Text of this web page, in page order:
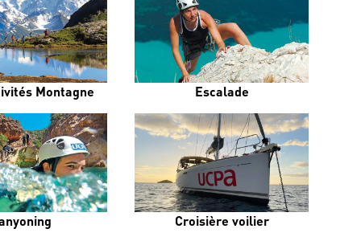
Montagne Escalade
Croisière voilier